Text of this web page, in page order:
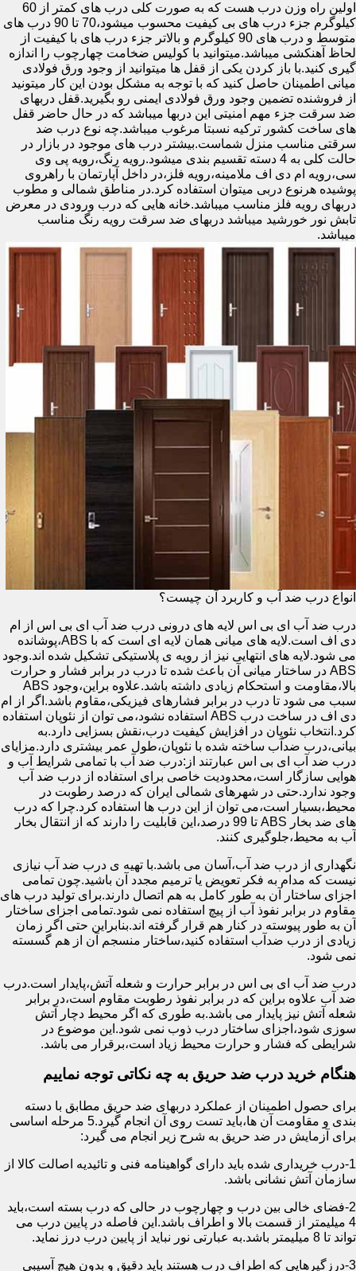
اولین راه وزن درب هست که به صورت کلی درب های کمتر از 60
کیلوگرم جزء درب های بی کیفیت محسوب میشود،70 تا 90 درب های
متوسط و درب های 90 کیلوگرم و بالاتر جزء درب های با کیفیت از
لحاظ آهنکشی میباشد.میتوانید با کولیس ضخامت چهارچوب را اندازه
گیری کنید.با باز کردن یکی از قفل ها میتوانید از وجود ورق فولادی
میانی اطمینان حاصل کنید که با توجه به مشکل بودن این کار میتونید
از فروشنده تضمین وجود ورق فولادی ایمنی رو بگیرید.قفل دربهای
ضد سرقت جزء مهم امنیتی این دربها میباشد که در حال حاضر قفل
های ساخت کشور ترکیه نسبتا مرغوب میباشد.چه نوع درب ضد
سرقتی مناسب منزل شماست.بیشتر درب های موجود در بازار در
حالت کلی به 4 دسته تقسیم بندی میشود.رویه رنگ،رویه پی وی
سی،رویه ام دی اف ملامینه،رویه فلز،در داخل آپارتمان با راهروی
پوشیده هرنوع دربی میتوان استفاده کرد.در مناطق شمالی و مطوب
دربهای رویه فلز مناسب میباشد.خانه هایی که درب ورودی در معرض
تابش نور خورشید میباشد دربهای ضد سرقت رویه رنگ مناسب
میباشد.
انواع درب ضد آب و کاربرد آن چیست؟
درب ضد آب ای بی اس لایه های درونی درب ضد آب ای بی اس از ام
دی اف است.لایه های میانی همان لایه ای است که با ABS،پوشانده
می شود.لایه های انتهایی نیز از رویه ی پلاستیکی تشکیل شده اند.وجود
ABS در ساختار میانی آن باعث شده تا درب در برابر فشار و حرارت
بالا،مقاومت و استحکام زیادی داشته باشد.علاوه براین،وجود ABS
سبب می شود تا درب در برابر فشارهای فیزیکی،مقاوم باشد.اگر از ام
دی اف در ساخت درب ABS استفاده نشود،می توان از نئوپان استفاده
کرد.انتخاب نئوپان در افزایش کیفیت درب،نقش بسزایی دارد.به
بیانی،درب ضدآب ساخته شده با نئوپان،طول عمر بیشتری دارد.مزایای
درب ضد آب ای بی اس عبارتند از:درب ضد آب با تمامی شرایط آب و
هوایی سازگار است،محدودیت خاصی برای استفاده از درب ضد آب
وجود ندارد.حتی در شهرهای شمالی ایران که درصد رطوبت در
محیط،بسیار است،می توان از این درب ها استفاده کرد.چرا که درب
های ضد بخار ABS تا 99 درصد،این قابلیت را دارند که از انتقال بخار
آب به محیط،جلوگیری کنند.
نگهداری از درب ضد آب،آسان می باشد.با تهیه ی درب ضد آب نیازی
نیست که مدام به فکر تعویض یا ترمیم مجدد آن باشید.چون تمامی
اجزای ساختار آن به طور کامل به هم اتصال دارند.برای تولید درب های
مقاوم در برابر نفوذ آب از پیچ استفاده نمی شود.تمامی اجزای ساختار
آن به طور پیوسته در کنار هم قرار گرفته اند.بنابراین حتی اگر زمان
زیادی از درب ضدآب استفاده کنید،ساختار منسجم آن از هم گسسته
نمی شود.
درب ضد آب ای بی اس در برابر حرارت و شعله آتش،پایدار است.درب
ضد آب علاوه براین که در برابر نفوذ رطوبت مقاوم است،در برابر
شعله آتش نیز پایدار می باشد.به طوری که اگر محیط دچار آتش
سوزی شود،اجزای ساختار درب ذوب نمی شود.این موضوع در
شرایطی که فشار و حرارت محیط زیاد است،برقرار می باشد.
هنگام خرید درب ضد حریق به چه نکاتی توجه نماییم
برای حصول اطمینان از عملکرد دربهای ضد حریق مطابق با دسته
بندی و مقاومت آن ها،باید تست روی آن انجام گیرد.5 مرحله اساسی
برای آزمایش در ضد حریق به شرح زیر انجام می گیرد:
1-درب خریداری شده باید دارای گواهینامه فنی و تائیدیه اصالت کالا از
سازمان آتش نشانی باشد.
2-فضای خالی بین درب و چهارچوب در حالی که درب بسته است،باید
4 میلیمتر از قسمت بالا و اطراف باشد.این فاصله در پایین درب می
تواند تا 8 میلیمتر باشد.به عبارتی نور نباید از پایین درب درز نماید.
3-درزگیرهایی که اطراف درب هستند باید دقیق و بدون هیچ آسیبی